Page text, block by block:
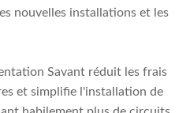
nouvelles installations et les
Savant réduit les frais
et simplifie l'installation de